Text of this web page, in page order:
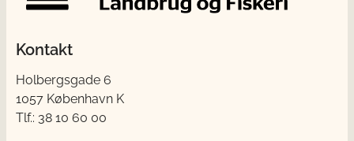
Kontakt
Holbergsgade 6
1057 København K
Tlf.: 38 10 60 00